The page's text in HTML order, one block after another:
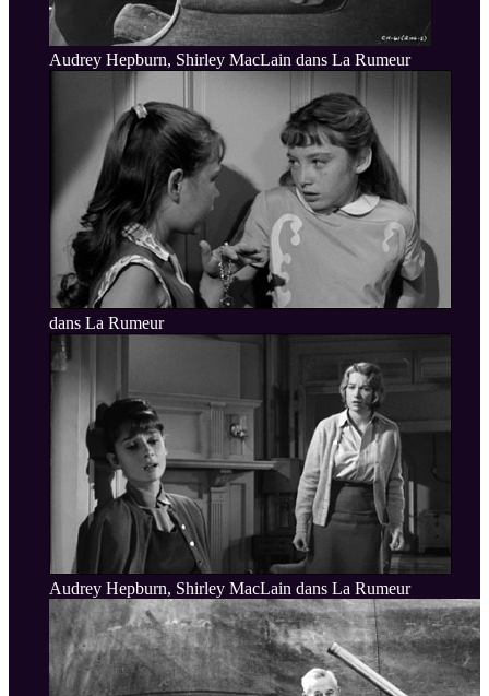
Audrey Hepburn, Shirley MacLain dans La Rumeur
dans La Rumeur
Audrey Hepburn, Shirley MacLain dans La Rumeur